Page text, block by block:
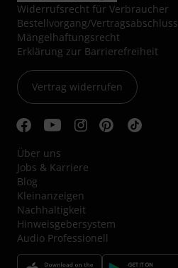
Widerrufsrecht für Verbraucher
Bestellvorgang/Vertragsabschluss
Mängelhaftungsrecht
Erklärung zur Barrierefreiheit
Vertrag widerrufen
Über uns
Jobs & Karriere
Blog
Kleinanzeigen
Nachhaltigkeit
Hinweisgebersystem
Audio Professionell